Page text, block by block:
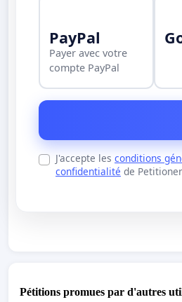
PayPal
Payer avec votre
compte PayPal
J'accepte les conditions
confidentialité de
Pétitions promues par d'autres